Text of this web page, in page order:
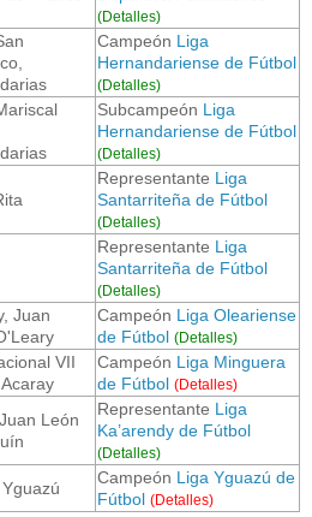
(Detalles)
Campeón Liga
Hernandariense de Fútbol
(Detalles)
Subcampeón Liga
Hernandariense de Fútbol
(Detalles)
Representante Liga
Santarriteña de Fútbol
(Detalles)
Representante Liga
Santarriteña de Fútbol
(Detalles)
Juan
Campeón Liga Oleariense
de Fútbol (Detalles)
VII
Campeón Liga Minguera
de Fútbol (Detalles)
León
Representante Liga
Ka’arendy de Fútbol
(Detalles)
Campeón Liga Yguazú de
Fútbol (Detalles)